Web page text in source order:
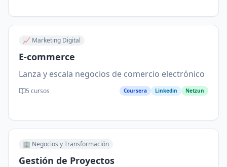
📈 Marketing Digital
E-commerce
Lanza y escala negocios de comercio electrónico
5 cursos Coursera Linkedin Netzun
🏢 Negocios y Transformación
Gestión de Proyectos